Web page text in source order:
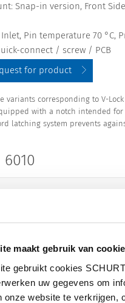
maakt gebruik van
gebruikt cookies
uw gegevens om
onze website te verkrijgen,
Snap-in version, Front Side
Pin temperature 70 °C,
connect / screw / PCB
for product
variants corresponding to V-
with a notch intended
latching system prevents
> 3 kVAC
> 3 kVAC